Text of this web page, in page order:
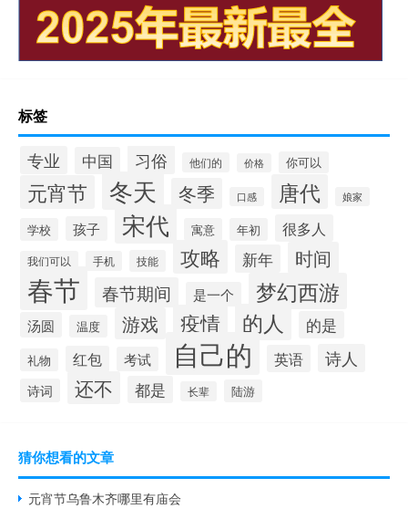
标签
专业 中国 习俗 他们的 价格 你可以
元宵节 冬天 冬季 口感 唐代 娘家
学校 孩子 宋代 寓意 年初 很多人
我们可以 手机 技能 攻略 新年 时间
春节 春节期间 是一个 梦幻西游
汤圆 温度 游戏 疫情 的人 的是
礼物 红包 考试 自己的 英语 诗人
诗词 还不 都是 长辈 陆游
猜你想看的文章
元宵节乌鲁木齐哪里有庙会